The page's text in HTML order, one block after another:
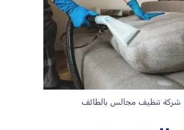
شركة تنظيف مجالس بالطائف